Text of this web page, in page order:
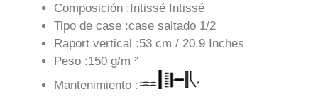
Composición :Intissé Intissé
Tipo de case :case saltado 1/2
Raport vertical :53 cm / 20.9 Inches
Peso :150 g/m ²
Mantenimiento :